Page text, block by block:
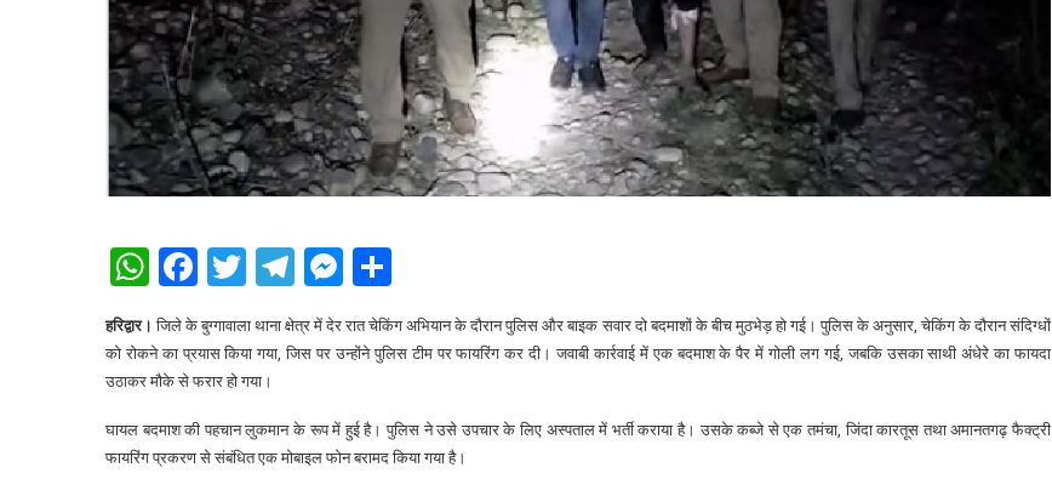
WhatsApp
Facebook
Twitter
Telegram
Messenger
हरिद्वार। जिले के बुग्गावाला थाना क्षेत्र में देर रात चेकिंग अभियान के दौरान पुलिस और बाइक सवार दो बदमाशों के बीच मुठभेड़ हो गई। पुलिस के अनुसार, चेकिंग के दौरान संदिग्धों
को रोकने का प्रयास किया गया, जिस पर उन्होंने पुलिस टीम पर फायरिंग कर दी। जवाबी कार्रवाई में एक बदमाश के पैर में गोली लग गई, जबकि उसका साथी अंधेरे का फायदा
उठाकर मौके से फरार हो गया।
घायल बदमाश की पहचान लुकमान के रूप में हुई है। पुलिस ने उसे उपचार के लिए अस्पताल में भर्ती कराया है। उसके कब्जे से एक तमंचा, जिंदा कारतूस तथा अमानतगढ़ फैक्ट्री
फायरिंग प्रकरण से संबंधित एक मोबाइल फोन बरामद किया गया है।